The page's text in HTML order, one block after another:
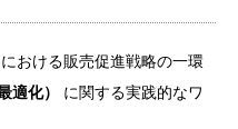
おける販売促進戦略の一環
適化）
に関する実践的なワ
感